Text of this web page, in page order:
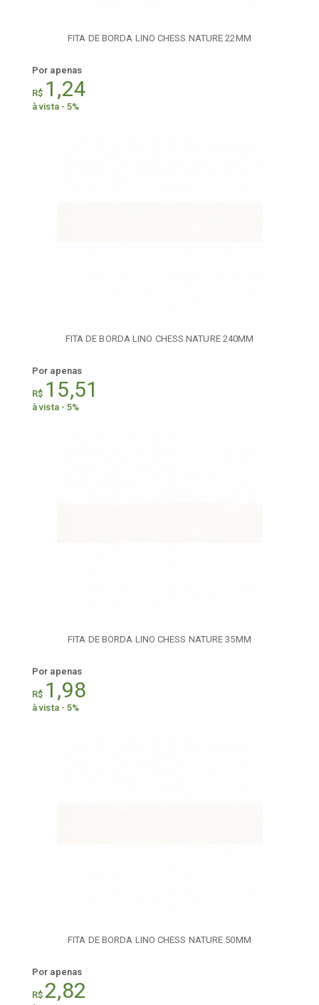
FITA DE BORDA LINO CHESS NATURE 22MM
Por apenas
R$ 1,24
à vista - 5%
FITA DE BORDA LINO CHESS NATURE 240MM
Por apenas
R$ 15,51
à vista - 5%
FITA DE BORDA LINO CHESS NATURE 35MM
Por apenas
R$ 1,98
à vista - 5%
FITA DE BORDA LINO CHESS NATURE 50MM
Por apenas
R$ 2,82